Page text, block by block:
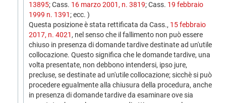
13895; Cass. 16 marzo 2001, n. 3819; Cass. 19 febbraio
1999 n. 1391; ecc. )
Questa posizione è stata rettificata da Cass., 15 febbraio
2017, n. 4021 , nel senso che il fallimento non può essere
chiuso in presenza di domande tardive destinate ad un'utile
collocazione. Questo significa che le domande tardive, una
volta presentate, non debbono intendersi, ipso jure,
precluse, se destinate ad un'utile collocazione; sicchè si può
procedere egualmente alla chiusura della procedura, anche
in presenza di domande tardive da esaminare ove sia